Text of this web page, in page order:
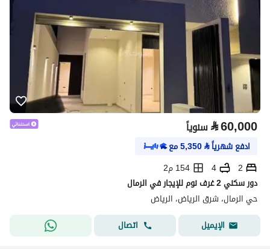
⃁60,000 سنوياً
ادفع شهرياً⃁
5,350مع
2
4
154 م2
دور سكني 2 غرف نوم للإيجار في الرمال
حي الرمال، شرق الرياض، الرياض
الإيميل
اتصال